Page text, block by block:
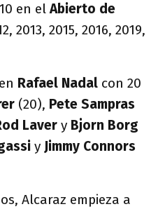
10 en elAbierto de
2013, 2015, 2016, 2019,
Rafael Nadal con 20
(20), Pete Sampras
Laver y Bjorn Borg
y Jimmy Connors
Alcaraz empieza a